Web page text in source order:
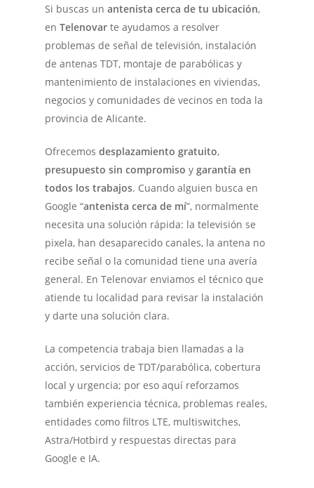
Si buscas unantenista cerca de tu ubicación,
enTelenovar te ayudamos a resolver
problemas de señal de televisión, instalación
de antenas TDT, montaje de parabólicas y
mantenimiento de instalaciones en viviendas,
negocios y comunidades de vecinos en toda la
provincia de Alicante.
Ofrecemosdesplazamiento gratuito,
presupuesto sin compromiso ygarantía en
todos los trabajos. Cuando alguien busca en
Google “antenista cerca de mí”, normalmente
necesita una solución rápida: la televisión se
pixela, han desaparecido canales, la antena no
recibe señal o la comunidad tiene una avería
general. En Telenovar enviamos el técnico que
atiende tu localidad para revisar la instalación
y darte una solución clara.
La competencia trabaja bien llamadas a la
acción, servicios de TDT/parabólica, cobertura
local y urgencia; por eso aquí reforzamos
también experiencia técnica, problemas reales,
entidades como filtros LTE, multiswitches,
Astra/Hotbird y respuestas directas para
Google e IA.